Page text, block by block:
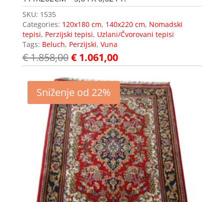
SKU: 1535
Categories: 120x180 cm, 140x220 cm, Nomadski
tepisi, Perzijski tepisi, Uzlani/Čvorovani tepisi
Tags: Beluch, Perzijski, Vuna
€1.858,00€1.061,00
Sniženje od 22%